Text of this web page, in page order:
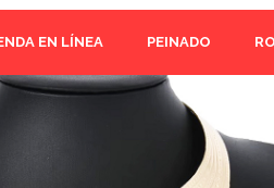
EN LÍNEA PEINADO